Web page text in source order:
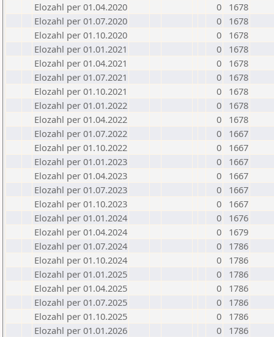
Elozahl per 01.04.2020
0
1678
Elozahl per 01.07.2020
0
1678
Elozahl per 01.10.2020
0
1678
Elozahl per 01.01.2021
0
1678
Elozahl per 01.04.2021
0
1678
Elozahl per 01.07.2021
0
1678
Elozahl per 01.10.2021
0
1678
Elozahl per 01.01.2022
0
1678
Elozahl per 01.04.2022
0
1678
Elozahl per 01.07.2022
0
1667
Elozahl per 01.10.2022
0
1667
Elozahl per 01.01.2023
0
1667
Elozahl per 01.04.2023
0
1667
Elozahl per 01.07.2023
0
1667
Elozahl per 01.10.2023
0
1667
Elozahl per 01.01.2024
0
1676
Elozahl per 01.04.2024
0
1679
Elozahl per 01.07.2024
0
1786
Elozahl per 01.10.2024
0
1786
Elozahl per 01.01.2025
0
1786
Elozahl per 01.04.2025
0
1786
Elozahl per 01.07.2025
0
1786
Elozahl per 01.10.2025
0
1786
Elozahl per 01.01.2026
0
1786